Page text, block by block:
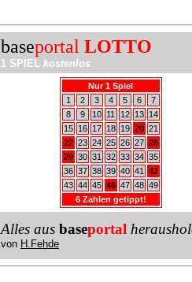
baseportal LOTTO
1 SPIEL kostenlos
Nur 1 Spiel
1
2 3 4 5 6
7
8
9 10 11 12 13
14
15
16 17 18 19 20 21
22 23 24 25 26 27 28
29 30 31 32 33 34 35
36 37 38 39 40 41
42
43 44 45 46 47 48 49
6 Zahlen getippt!
Alles aus baseportal
von H.Fehde